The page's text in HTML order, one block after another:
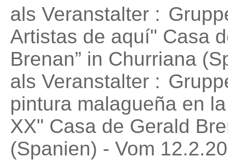
als Veranstalter :
Artistas de aquí" Casa
Brenan” in Churriana
als Veranstalter :
pintura malagueña en
XX" Casa de Gerald
(Spanien) - Vom